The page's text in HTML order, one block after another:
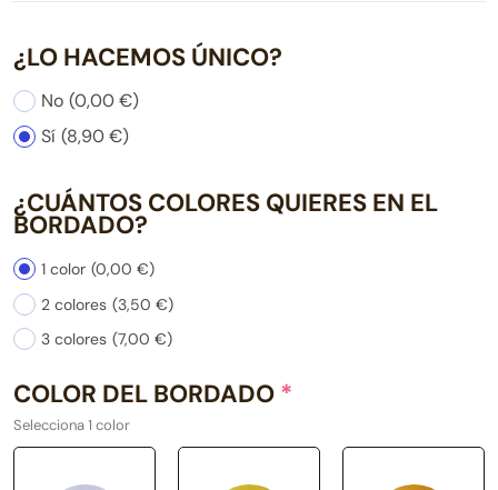
¿LO HACEMOS ÚNICO?
No (0,00 €)
Sí (8,90 €)
¿CUÁNTOS COLORES QUIERES EN EL
BORDADO?
1 color (0,00 €)
2 colores (3,50 €)
3 colores (7,00 €)
COLOR DEL BORDADO *
Selecciona 1 color